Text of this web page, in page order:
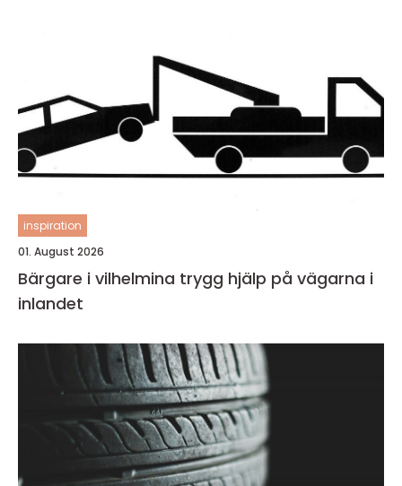
inspiration
01. August 2026
Bärgare i vilhelmina trygg hjälp på vägarna i
inlandet